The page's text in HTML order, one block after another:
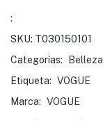
:
SKU: T030150101
Categorías:
Belleza
Etiqueta: VOGUE
Marca: VOGUE